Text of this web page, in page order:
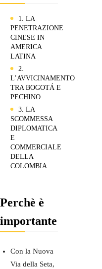
1. LA
PENETRAZIONE
CINESE IN
AMERICA
LATINA
2.
L’AVVICINAMENTO
TRA BOGOTÁ E
PECHINO
3. LA
SCOMMESSA
DIPLOMATICA
E
COMMERCIALE
DELLA
COLOMBIA
Perchè è
importante
Con la Nuova
Via della Seta,